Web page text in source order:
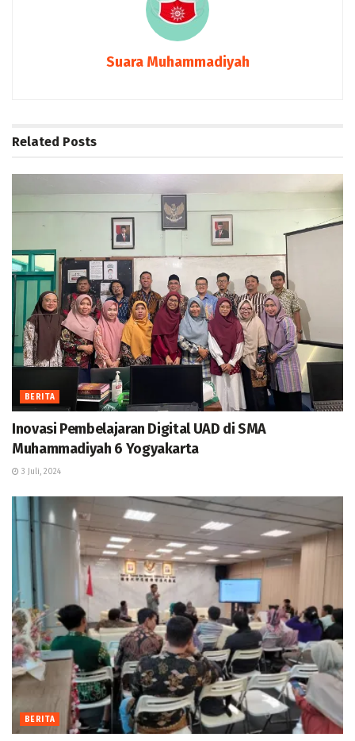
Suara Muhammadiyah
Related Posts
BERITA
Inovasi Pembelajaran Digital UAD di SMA
Muhammadiyah 6 Yogyakarta
3 Juli, 2024
BERITA